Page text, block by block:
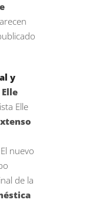
y
Elle
nuevo
de la